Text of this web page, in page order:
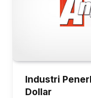
Industri
Dollar